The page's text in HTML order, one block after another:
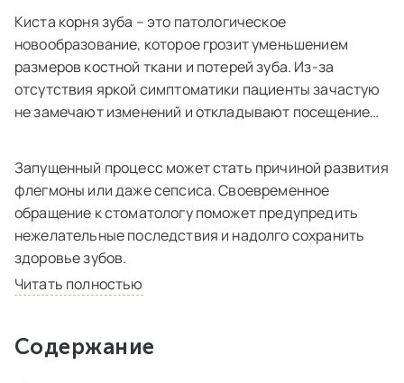
Киста корня зуба – это патологическое
новообразование, которое грозит уменьшением
размеров костной ткани и потерей зуба. Из-за
отсутствия яркой симптоматики пациенты зачастую
не замечают изменений и откладывают посещение
Запущенный процесс может стать причиной развития
флегмоны или даже сепсиса. Своевременное
обращение к стоматологу поможет предупредить
нежелательные последствия и надолго сохранить
здоровье зубов.
Читать полностью
Содержание